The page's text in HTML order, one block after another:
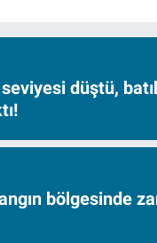
düştü,
bölgesinde